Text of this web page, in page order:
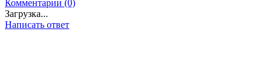
Комментарии (0)
Загрузка...
Написать ответ